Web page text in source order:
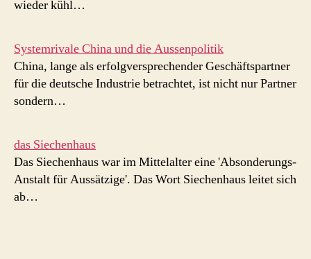
wieder kühl…
Systemrivale China und die Aussenpolitik
China, lange als erfolgversprechender Geschäftspartner
für die deutsche Industrie betrachtet, ist nicht nur Partner
sondern…
das Siechenhaus
Das Siechenhaus war im Mittelalter eine 'Absonderungs-
Anstalt für Aussätzige'. Das Wort Siechenhaus leitet sich
ab…